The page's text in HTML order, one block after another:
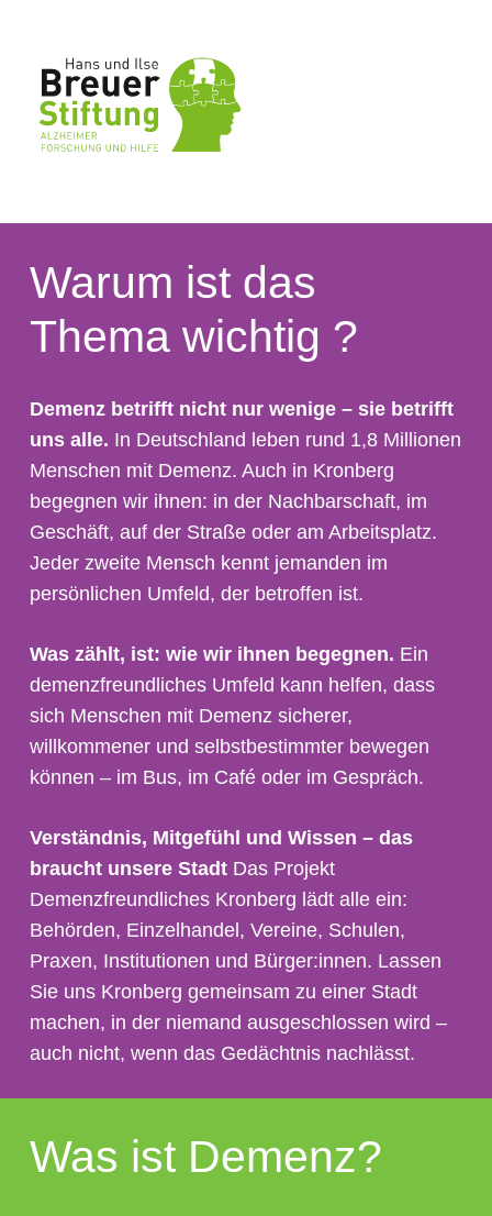
Warum ist das
Thema wichtig ?
Demenz betrifft nicht nur wenige – sie betrifft
uns alle. In Deutschland leben rund 1,8 Millionen
Menschen mit Demenz. Auch in Kronberg
begegnen wir ihnen: in der Nachbarschaft, im
Geschäft, auf der Straße oder am Arbeitsplatz.
Jeder zweite Mensch kennt jemanden im
persönlichen Umfeld, der betroffen ist.
Was zählt, ist: wie wir ihnen begegnen. Ein
demenzfreundliches Umfeld kann helfen, dass
sich Menschen mit Demenz sicherer,
willkommener und selbstbestimmter bewegen
können – im Bus, im Café oder im Gespräch.
Verständnis, Mitgefühl und Wissen – das
braucht unsere Stadt Das Projekt
Demenzfreundliches Kronberg lädt alle ein:
Behörden, Einzelhandel, Vereine, Schulen,
Praxen, Institutionen und Bürger:innen. Lassen
Sie uns Kronberg gemeinsam zu einer Stadt
machen, in der niemand ausgeschlossen wird –
auch nicht, wenn das Gedächtnis nachlässt.
Was ist Demenz?